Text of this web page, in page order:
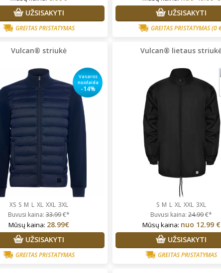
UŽSISAKYTI
GREITAS PRISTATYMAS
UŽSISAKYTI
GREITAS PRISTATYMAS(0
Vulcan® striukė
Vasaros
nuolaida
-14%
XS S M L XL XXL 3XL
Buvusi kaina:33.99€*
Mūsų kaina: 28.99€
UŽSISAKYTI
GREITAS PRISTATYMAS
Vulcan® lietaus
S M L XL XXL 3XL
Buvusi kaina:24.99€*
Mūsų kaina: nuo 12.99 €
UŽSISAKYTI
GREITAS PRISTATYMAS